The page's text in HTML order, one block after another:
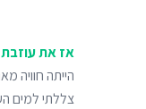
אז את עוזבת
הייתה חוויה
צללתי למים